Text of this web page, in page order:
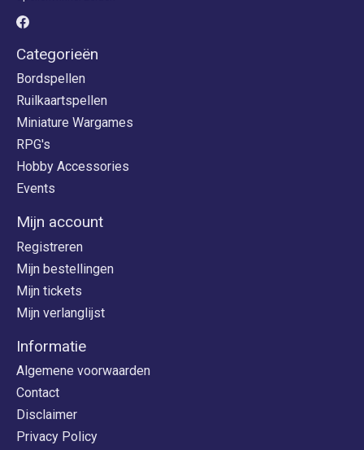
Categorieën
Bordspellen
Ruilkaartspellen
Miniature Wargames
RPG's
Hobby Accessories
Events
Mijn account
Registreren
Mijn bestellingen
Mijn tickets
Mijn verlanglijst
Informatie
Algemene voorwaarden
Contact
Disclaimer
Privacy Policy